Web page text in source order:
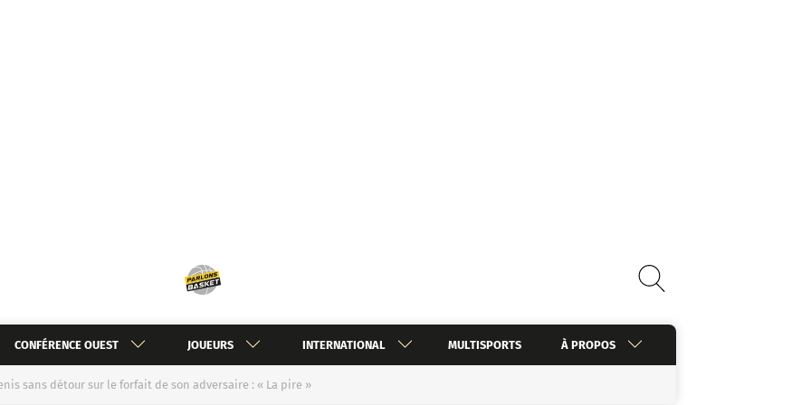
CONFÉRENCE OUEST JOUEURS INTERNATIONAL MULTISPORTS À PROPOS
sans détour sur le forfait de son adversaire : « La pire »